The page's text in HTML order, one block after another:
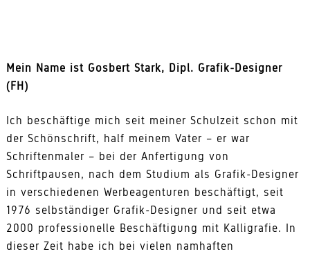
Mein Name ist Gosbert Stark, Dipl. Grafik-Designer
(FH)
Ich beschäftige mich seit meiner Schulzeit schon mit
der Schönschrift, half meinem Vater – er war
Schriftenmaler – bei der Anfertigung von
Schriftpausen, nach dem Studium als Grafik-Designer
in verschiedenen Werbeagenturen beschäftigt, seit
1976 selbständiger Grafik-Designer und seit etwa
2000 professionelle Beschäftigung mit Kalligrafie. In
dieser Zeit habe ich bei vielen namhaften